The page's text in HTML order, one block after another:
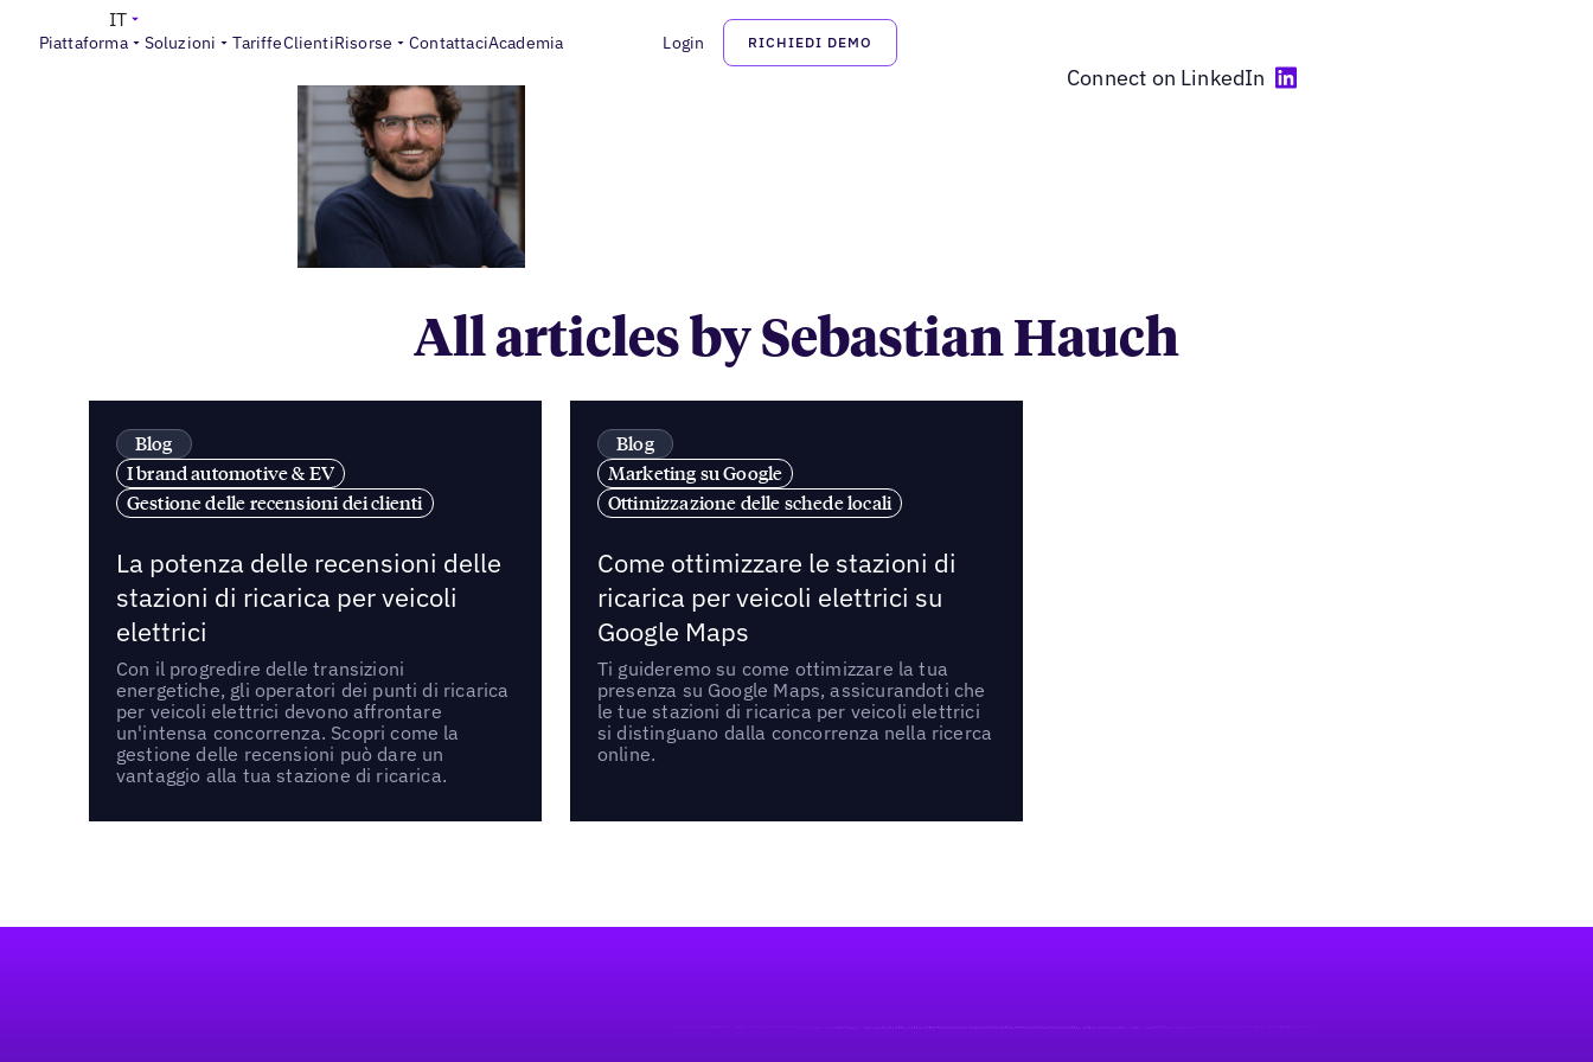
Piattaforma Soluzioni TariffeClientiRisorse ContattaciAcademia Login RICHIEDI DEMO
IT
Sebastian Hauch
Connect on LinkedIn
All articles by Sebastian Hauch
Blog
I brand automotive & EV
Gestione delle recensioni dei clienti
La potenza delle recensioni delle
stazioni di ricarica per veicoli
elettrici
Con il progredire delle transizioni
energetiche, gli operatori dei punti di ricarica
per veicoli elettrici devono affrontare
un'intensa concorrenza. Scopri come la
gestione delle recensioni può dare un
vantaggio alla tua stazione di ricarica.
Blog
Marketing su Google
Ottimizzazione delle schede locali
Come ottimizzare le stazioni di
ricarica per veicoli elettrici su
Google Maps
Ti guideremo su come ottimizzare la tua
presenza su Google Maps, assicurandoti che
le tue stazioni di ricarica per veicoli elettrici
si distinguano dalla concorrenza nella ricerca
online.